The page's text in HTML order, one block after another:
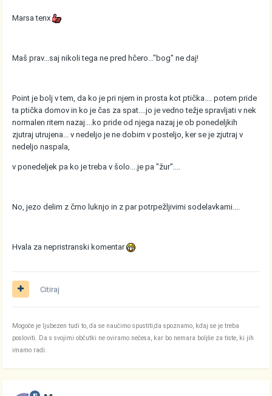
Marsa tenx
Maš prav...saj nikoli tega ne pred hčero..."bog" ne daj!
Point je bolj v tem, da ko je pri njem in prosta kot ptička.... potem pride
ta ptička domov in ko je čas za spat....jo je vedno težje spravljati v nek
normalen ritem nazaj....ko pride od njega nazaj je ob ponedeljkih
zjutraj utrujena... v nedeljo je ne dobim v posteljo, ker se je zjutraj v
nedeljo naspala,
v ponedeljek pa ko je treba v šolo....je pa "žur"....
No, jezo delim z črno luknjo in z par potrpežljivimi sodelavkami....
Hvala za nepristranski komentar
Citiraj
Mogoče je ljubezen tudi to, da se naučimo spustiti,da spoznamo, kdaj se je treba
posloviti. Da s svojimi občutki ne oviramo nečesa, kar bo nemara boljše za tiste, ki jih
imamo radi.